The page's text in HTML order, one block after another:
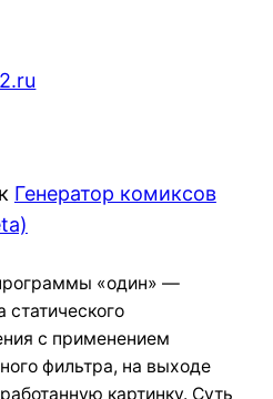
к Генератор комиксов
«один» —
статического
с применением
фильтра, на выходе
картинку. Суть